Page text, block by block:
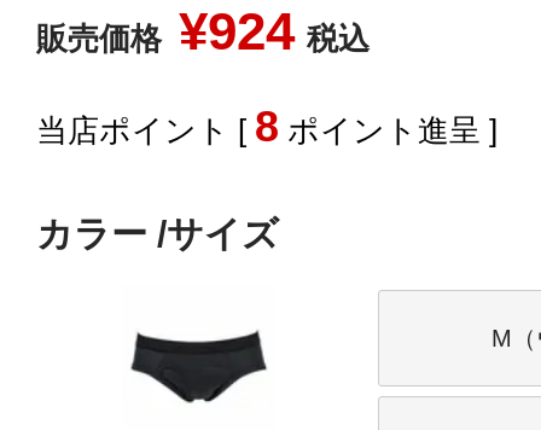
販売価格 ¥924 税込
[ 8 ポイント進呈 ]
カラー サイズ
M